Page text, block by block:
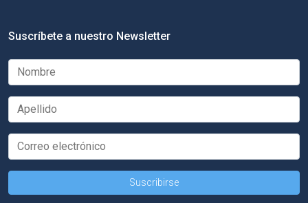
Suscríbete a nuestro Newsletter